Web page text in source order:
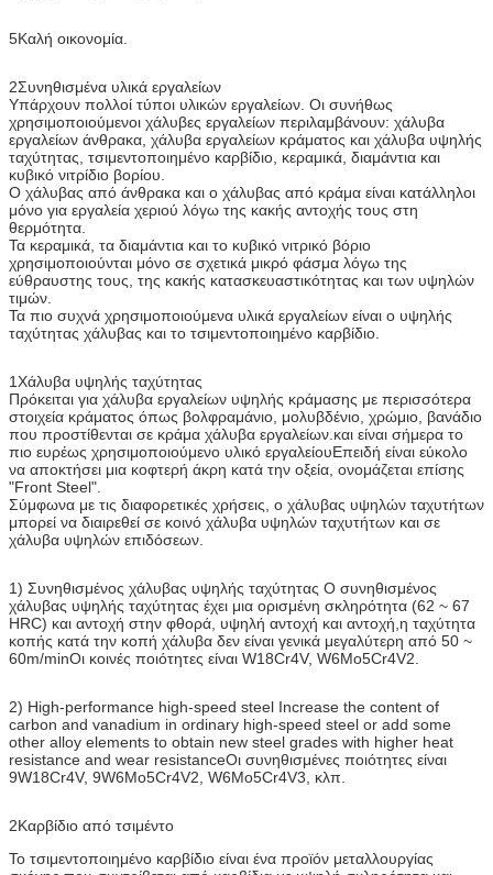
5Καλή οικονομία.
2Συνηθισμένα υλικά εργαλείων
Υπάρχουν πολλοί τύποι υλικών εργαλείων. Οι συνήθως
χρησιμοποιούμενοι χάλυβες εργαλείων περιλαμβάνουν: χάλυβα
εργαλείων άνθρακα, χάλυβα εργαλείων κράματος και χάλυβα υψηλής
ταχύτητας, τσιμεντοποιημένο καρβίδιο, κεραμικά, διαμάντια και
κυβικό νιτρίδιο βορίου.
Ο χάλυβας από άνθρακα και ο χάλυβας από κράμα είναι κατάλληλοι
μόνο για εργαλεία χεριού λόγω της κακής αντοχής τους στη
θερμότητα.
Τα κεραμικά, τα διαμάντια και το κυβικό νιτρικό βόριο
χρησιμοποιούνται μόνο σε σχετικά μικρό φάσμα λόγω της
εύθραυστης τους, της κακής κατασκευαστικότητας και των υψηλών
τιμών.
Τα πιο συχνά χρησιμοποιούμενα υλικά εργαλείων είναι ο υψηλής
ταχύτητας χάλυβας και το τσιμεντοποιημένο καρβίδιο.
1Χάλυβα υψηλής ταχύτητας
Πρόκειται για χάλυβα εργαλείων υψηλής κράμασης με περισσότερα
στοιχεία κράματος όπως βολφραμάνιο, μολυβδένιο, χρώμιο, βανάδιο
που προστίθενται σε κράμα χάλυβα εργαλείων.και είναι σήμερα το
πιο ευρέως χρησιμοποιούμενο υλικό εργαλείουΕπειδή είναι εύκολο
να αποκτήσει μια κοφτερή άκρη κατά την οξεία, ονομάζεται επίσης
"Front Steel".
Σύμφωνα με τις διαφορετικές χρήσεις, ο χάλυβας υψηλών ταχυτήτων
μπορεί να διαιρεθεί σε κοινό χάλυβα υψηλών ταχυτήτων και σε
χάλυβα υψηλών επιδόσεων.
1) Συνηθισμένος χάλυβας υψηλής ταχύτητας Ο συνηθισμένος
χάλυβας υψηλής ταχύτητας έχει μια ορισμένη σκληρότητα (62 ~ 67
HRC) και αντοχή στην φθορά, υψηλή αντοχή και αντοχή,η ταχύτητα
κοπής κατά την κοπή χάλυβα δεν είναι γενικά μεγαλύτερη από 50 ~
60m/minΟι κοινές ποιότητες είναι W18Cr4V, W6Mo5Cr4V2.
2) High-performance high-speed steel Increase the content of
carbon and vanadium in ordinary high-speed steel or add some
other alloy elements to obtain new steel grades with higher heat
resistance and wear resistanceΟι συνηθισμένες ποιότητες είναι
9W18Cr4V, 9W6Mo5Cr4V2, W6Mo5Cr4V3, κλπ.
2Καρβίδιο από τσιμέντο
Το τσιμεντοποιημένο καρβίδιο είναι ένα προϊόν μεταλλουργίας